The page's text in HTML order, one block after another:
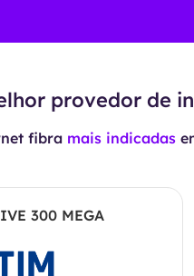
provedor de
fibra mais indicadas
300 MEGA